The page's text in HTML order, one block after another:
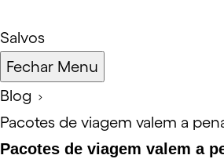
Salvos
Fechar Menu
Blog
Pacotes de viagem valem a
Pacotes de viagem valem a